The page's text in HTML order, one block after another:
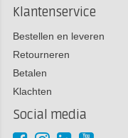
Klantenservice
Bestellen en leveren
Retourneren
Betalen
Klachten
Social media